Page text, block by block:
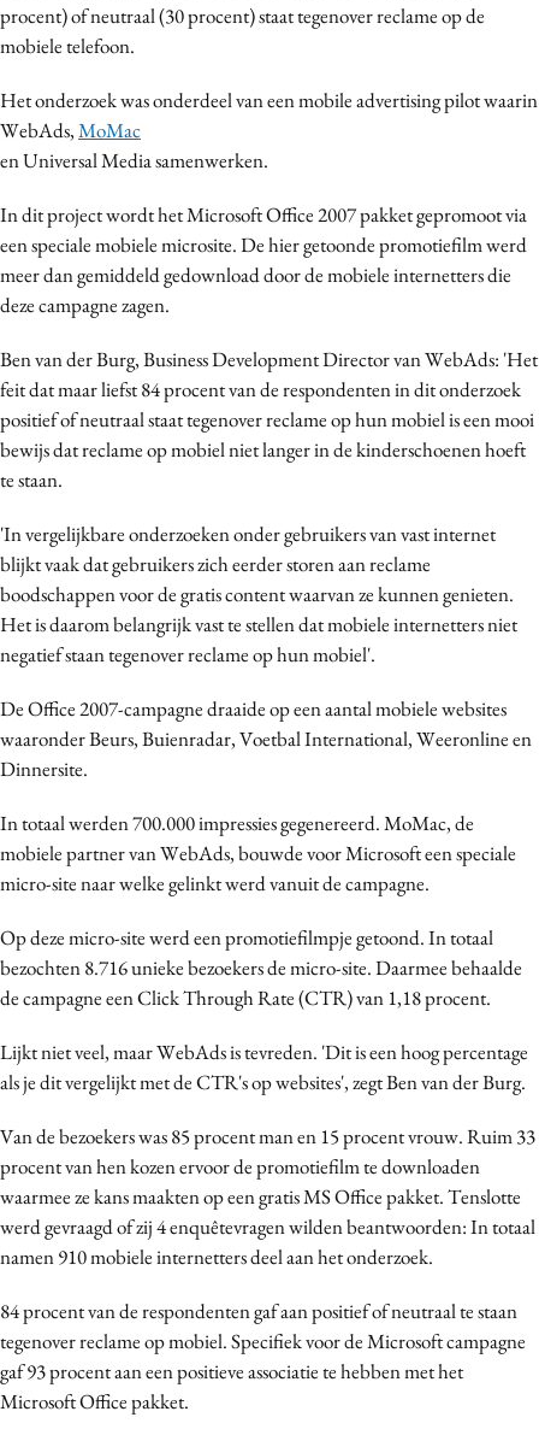
Customer Experience
Data & Insights
Digital transformation
Diversiteit
Gedragsverandering
Influencer marketing
Interne communicatie
Media
Merkstrategie
PR
Programmatic
Reputatie & crisis
procent) of neutraal (30 procent) staat tegenover reclame op de
mobiele telefoon.
Het onderzoek was onderdeel van een mobile advertising pilot waarin
WebAds,MoMac
en Universal Media samenwerken.
In dit project wordt het Microsoft Office 2007 pakket gepromoot via
een speciale mobiele microsite. De hier getoonde promotiefilm werd
meer dan gemiddeld gedownload door de mobiele internetters die
deze campagne zagen.
Ben van der Burg, Business Development Director van WebAds: 'Het
feit dat maar liefst 84 procent van de respondenten in dit onderzoek
positief of neutraal staat tegenover reclame op hun mobiel is een mooi
bewijs dat reclame op mobiel niet langer in de kinderschoenen hoeft
te staan.
'In vergelijkbare onderzoeken onder gebruikers van vast internet
blijkt vaak dat gebruikers zich eerder storen aan reclame
boodschappen voor de gratis content waarvan ze kunnen genieten.
Het is daarom belangrijk vast te stellen dat mobiele internetters niet
negatief staan tegenover reclame op hun mobiel'.
De Office 2007-campagne draaide op een aantal mobiele websites
waaronder Beurs, Buienradar, Voetbal International, Weeronline en
Dinnersite.
In totaal werden 700.000 impressies gegenereerd. MoMac, de
mobiele partner van WebAds, bouwde voor Microsoft een speciale
micro-site naar welke gelinkt werd vanuit de campagne.
Op deze micro-site werd een promotiefilmpje getoond. In totaal
bezochten 8.716 unieke bezoekers de micro-site. Daarmee behaalde
de campagne een Click Through Rate (CTR) van 1,18 procent.
Lijkt niet veel, maar WebAds is tevreden. 'Dit is een hoog percentage
als je dit vergelijkt met de CTR's op websites', zegt Ben van der Burg.
Van de bezoekers was 85 procent man en 15 procent vrouw. Ruim 33
procent van hen kozen ervoor de promotiefilm te downloaden
waarmee ze kans maakten op een gratis MS Office pakket. Tenslotte
werd gevraagd of zij 4 enquêtevragen wilden beantwoorden: In totaal
namen 910 mobiele internetters deel aan het onderzoek.
84 procent van de respondenten gaf aan positief of neutraal te staan
tegenover reclame op mobiel. Specifiek voor de Microsoft campagne
gaf 93 procent aan een positieve associatie te hebben met het
Microsoft Office pakket.